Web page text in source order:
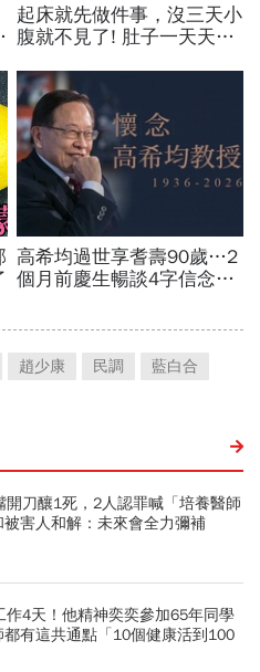
趙少康 民調 藍白合
開刀釀1死，2人認罪喊「培養醫師
害人和解：未來會全力彌補
作4天！他精神奕奕參加65年同學
有這共通點「10個健康活到100